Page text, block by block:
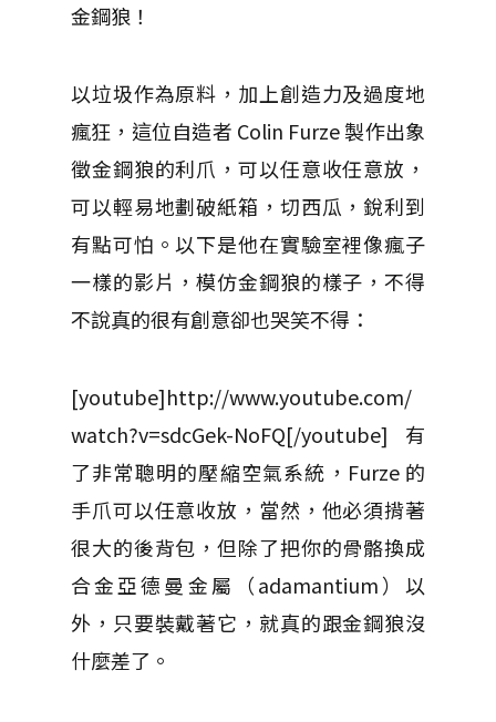
金鋼狼！
以垃圾作為原料，加上創造力及過度地
瘋狂，這位自造者 Colin Furze 製作出象
徵金鋼狼的利爪，可以任意收任意放，
可以輕易地劃破紙箱，切西瓜，銳利到
有點可怕。以下是他在實驗室裡像瘋子
一樣的影片，模仿金鋼狼的樣子，不得
不說真的很有創意卻也哭笑不得：
[youtube]http://www.youtube.com/
watch?v=sdcGek-NoFQ[/youtube]有
了非常聰明的壓縮空氣系統，Furze 的
手爪可以任意收放，當然，他必須揹著
很大的後背包，但除了把你的骨骼換成
合金亞德曼金屬（adamantium）以
外，只要裝戴著它，就真的跟金鋼狼沒
什麼差了。